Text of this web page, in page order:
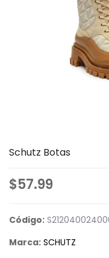
Schutz Botas
$57.99
Código:
Marca: SCHUTZ